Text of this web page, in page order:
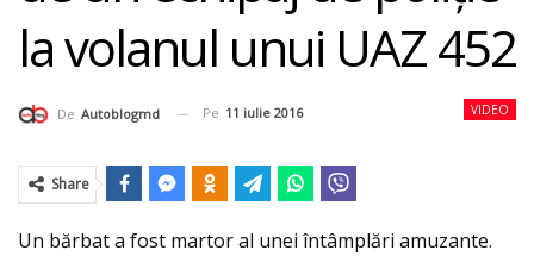
la volanul unui UAZ 452
VIDEO
De Autoblogmd Pe 11 iulie 2016
Share
Un bărbat a fost martor al unei întâmplări amuzante.